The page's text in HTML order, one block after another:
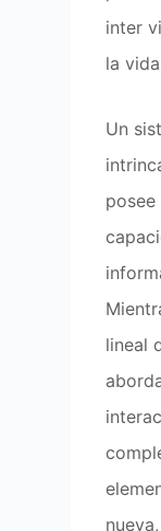
inter
la
Un
lineal